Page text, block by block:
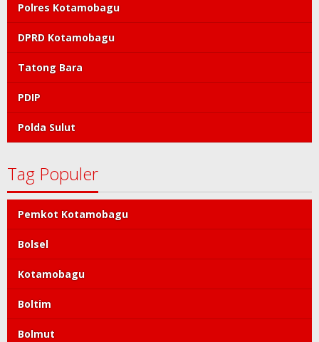
Polres Kotamobagu
DPRD Kotamobagu
Tatong Bara
PDIP
Polda Sulut
Tag Populer
Pemkot Kotamobagu
Bolsel
Kotamobagu
Boltim
Bolmut